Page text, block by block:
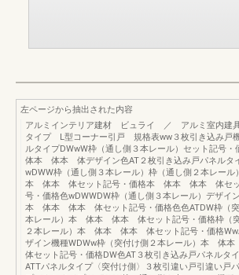
左ページから抽出された内容
アルミインテリア建材 ビュライ ／ アルミ室内建
タイプ L型コーナー引戸 規格表ww３枚引き込み戸
ルタイプDWwW枠（通し側３本レール）セット記号
体本 体本 体デザイン色AT２枚引き込み戸パネルタ
wDWW枠（通し側３本レール）枠（通し側２本レー
本 体本 体セット記号・価格本 体本 体本 体セ
号・価格色wDWWDW枠（通し側３本レール）デザイ
本 体本 体本 体セット記号・価格色色ATDW枠（突
本レール）本 体本 体本 体セット記号・価格枠（
２本レール）本 体本 体本 体セット記号・価格
ザイン機種WDWw枠（突付け側２本レール）本 体
体セット記号・価格DW色AT３枚引き込み戸パネルタ
ATTパネルタイプ〈突付け側〉３枚引違い戸引違い戸